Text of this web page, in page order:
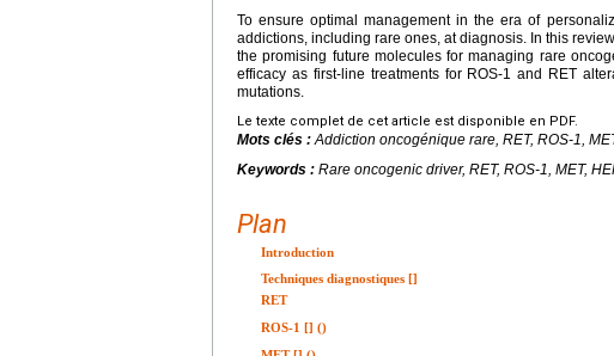
To ensure optimal management in the era of
addictions, including rare ones, at diagnosis. In this
the promising future molecules for managing rare
efficacy as first-line treatments for ROS-1 and RET
mutations.
Le texte complet de cet article est disponible en PDF.
Mots clés : Addiction oncogénique rare, RET, ROS-1,
Keywords : Rare oncogenic driver, RET, ROS-1, MET,
Plan
Introduction
Techniques diagnostiques []
RET
ROS-1 [] ()